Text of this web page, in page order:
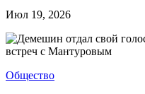
Июл 19, 2026
Общество